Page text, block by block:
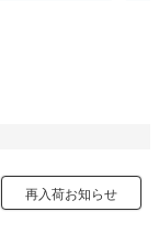
再入荷お知らせ